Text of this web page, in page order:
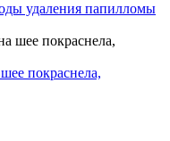
удаления папилломы
покраснела,